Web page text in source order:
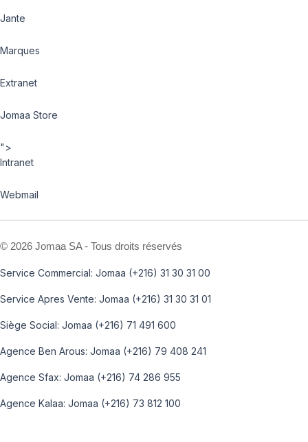
Jante
Marques
Extranet
Jomaa Store
">
Intranet
Webmail
© 2026 Jomaa SA - Tous droits réservés
Service Commercial: Jomaa (+216) 31 30 31 00
Service Apres Vente: Jomaa (+216) 31 30 31 01
Siège Social: Jomaa (+216) 71 491 600
Agence Ben Arous: Jomaa (+216) 79 408 241
Agence Sfax: Jomaa (+216) 74 286 955
Agence Kalaa: Jomaa (+216) 73 812 100